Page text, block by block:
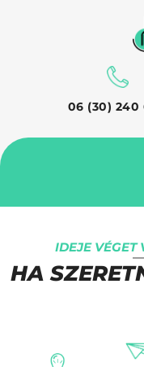
06 (30) 240
IDEJE VÉGET
HA